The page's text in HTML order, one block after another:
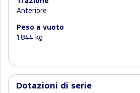
Anteriore
Peso a vuoto
1.844 kg
Dotazioni di serie